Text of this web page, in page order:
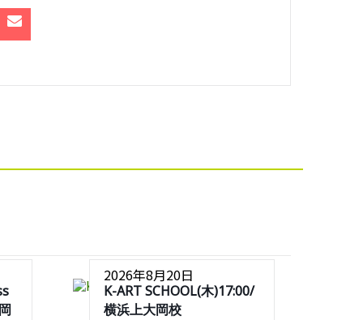
2026年8月20日
K-ART SCHOOL(木)17:00/
横浜上大岡校